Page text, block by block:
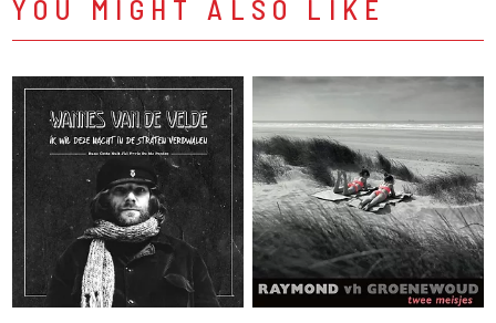
YOU MIGHT ALSO LIKE